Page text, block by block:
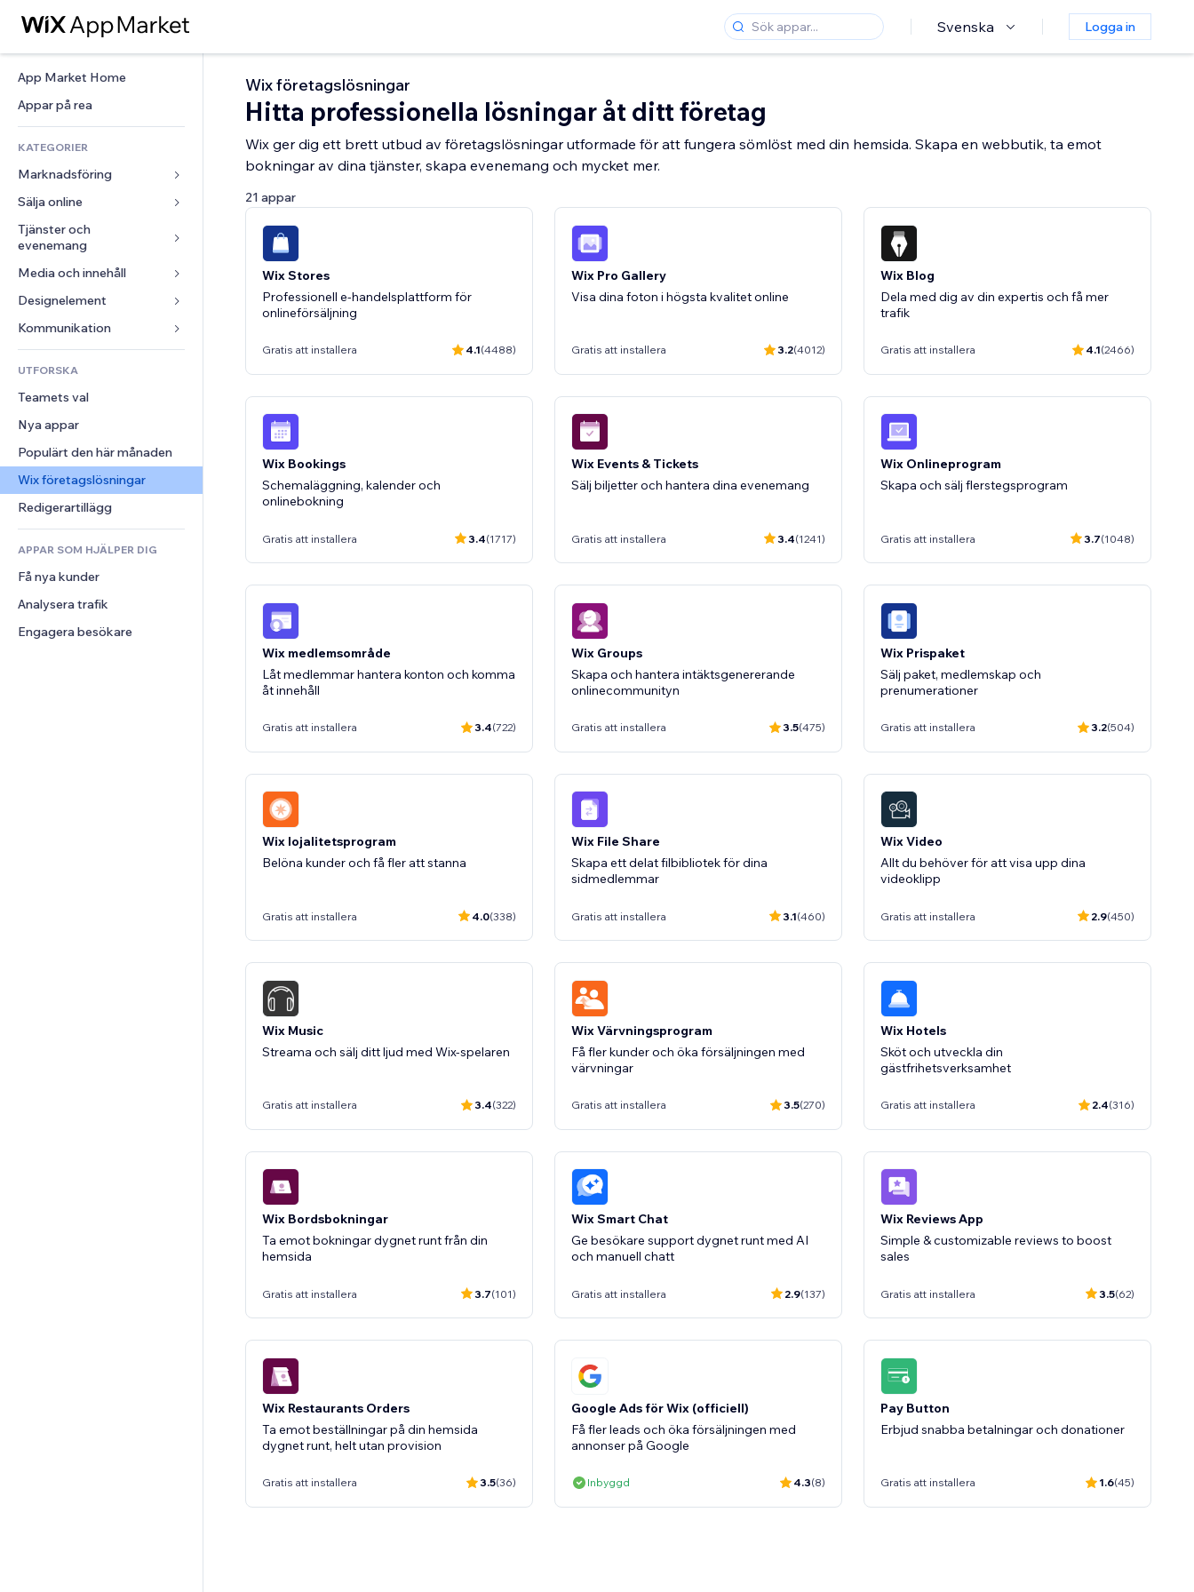
Svenska Logga in
App Market Home
Appar på rea
KATEGORIER
Marknadsföring
Annonser
Mobil
Statistik
Sociala medier
SEO
Interaktioner
Listningar
E-post
Konvertering
Sälja online
Appar för butiker
Frakt och leverans
Sälj-knappar
Onlinekurser
Beställtryck
Redovisning
Kuponger och lojalitet
Lagerlösningar
Dropshipping
Priser och abonnemang
Crowdfunding
Mat och dryck
Tjänster och
evenemang
Hotell
Evenemang
Restauranger
Fastigheter
Bokningar
Media och innehåll
Galleri
Musik
Podcasts
Fotografering
Video
PDF
Fildelning
Nyheter
Innehållstjänster
Designelement
Kartor och navigering
Integritet och säkerhet
Klocka
Sidmallar
Bildeffekter
Knappar och menyer
Banners och märken
Kalkylatorer
Sök
Väder
Diagram och tabeller
Formulär
Undersökningar
Chatt
Kommentarer
Telefon
Community
Omdömen och recensioner
CRM
UTFORSKA
Teamets val
Nya appar
Populärt den här månaden
Wix företagslösningar
Redigerartillägg
APPAR SOM HJÄLPER DIG
Få nya kunder
Analysera trafik
Engagera besökare
Wix företagslösningar
Hitta professionella lösningar åt ditt företag
Wix ger dig ett brett utbud av företagslösningar utformade för att fungera sömlöst med din hemsida. Skapa en webbutik, ta emot
bokningar av dina tjänster, skapa evenemang och mycket mer.
21 appar
Wix Stores
Professionell e-handelsplattform för
onlineförsäljning
Gratis att installera 4.1(4488)
Wix Pro Gallery
Visa dina foton i högsta kvalitet online
Gratis att installera 3.2(4012)
Wix Blog
Dela med dig av din expertis och få mer
trafik
Gratis att installera 4.1(2466)
Wix Bookings
Schemaläggning, kalender och
onlinebokning
Gratis att installera 3.4(1717)
Wix Events & Tickets
Sälj biljetter och hantera dina evenemang
Gratis att installera 3.4(1241)
Wix Onlineprogram
Skapa och sälj flerstegsprogram
Gratis att installera 3.7(1048)
Wix medlemsområde
Låt medlemmar hantera konton och komma
åt innehåll
Gratis att installera 3.4(722)
Wix Groups
Skapa och hantera intäktsgenererande
onlinecommunityn
Gratis att installera 3.5(475)
Wix Prispaket
Sälj paket, medlemskap och
prenumerationer
Gratis att installera 3.2(504)
Wix lojalitetsprogram
Belöna kunder och få fler att stanna
Gratis att installera 4.0(338)
Wix File Share
Skapa ett delat filbibliotek för dina
sidmedlemmar
Gratis att installera 3.1(460)
Wix Video
Allt du behöver för att visa upp dina
videoklipp
Gratis att installera 2.9(450)
Wix Music
Streama och sälj ditt ljud med Wix-spelaren
Gratis att installera 3.4(322)
Wix Värvningsprogram
Få fler kunder och öka försäljningen med
värvningar
Gratis att installera 3.5(270)
Wix Hotels
Sköt och utveckla din
gästfrihetsverksamhet
Gratis att installera 2.4(316)
Wix Bordsbokningar
Ta emot bokningar dygnet runt från din
hemsida
Gratis att installera 3.7(101)
Wix Smart Chat
Ge besökare support dygnet runt med AI
och manuell chatt
Gratis att installera 2.9(137)
Wix Reviews App
Simple & customizable reviews to boost
Gratis att installera 3.5(62)
Wix Restaurants Orders
Ta emot beställningar på din hemsida
dygnet runt, helt utan provision
Gratis att installera 3.5(36)
Google Ads för Wix (officiell)
Få fler leads och öka försäljningen med
annonser på Google
Inbyggd 4.3(8)
Pay Button
Erbjud snabba betalningar och donationer
Gratis att installera 1.6(45)